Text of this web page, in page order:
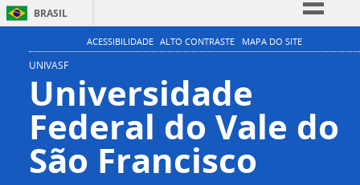
BRASIL
Simplifique!
Participe
Acesso à informação
Legislação
Canais
ACESSIBILIDADE ALTO CONTRASTE MAPA DO SITE
UNIVASF
Universidade
Federal do Vale do
São Francisco
Buscar no portal